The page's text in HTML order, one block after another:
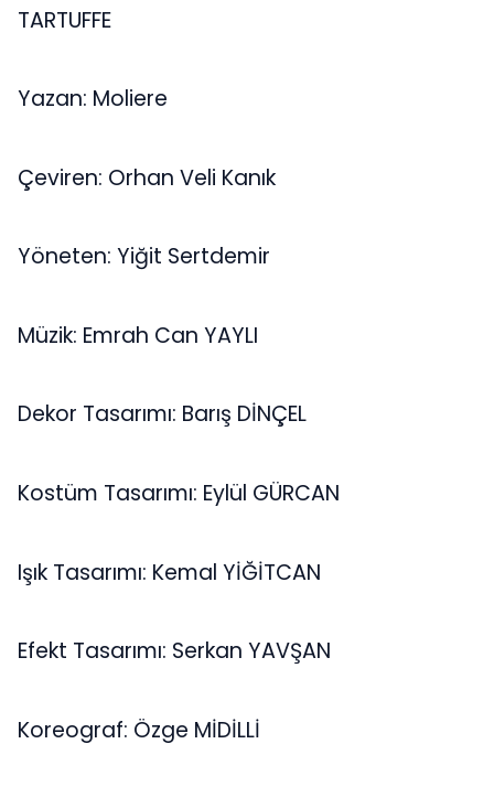
TARTUFFE
Yazan: Moliere
Çeviren: Orhan Veli Kanık
Yöneten: Yiğit Sertdemir
Müzik: Emrah Can YAYLI
Dekor Tasarımı: Barış DİNÇEL
Kostüm Tasarımı: Eylül GÜRCAN
Işık Tasarımı: Kemal YİĞİTCAN
Efekt Tasarımı: Serkan YAVŞAN
Koreograf: Özge MİDİLLİ